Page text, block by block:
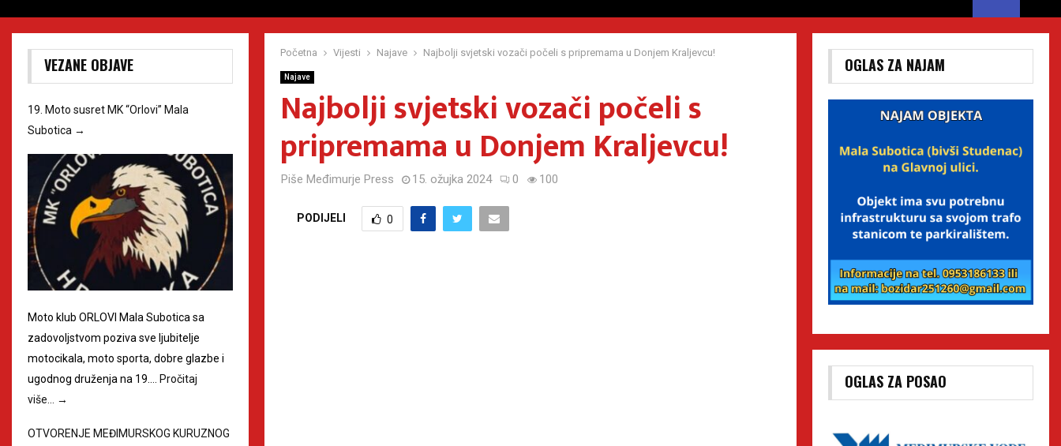
Početna Vijesti Najave Najbolji svjetski vozači počeli s pripremama u Donjem Kraljevcu!
Najave
Najbolji svjetski vozači počeli s
pripremama u Donjem Kraljevcu!
Piše Međimurje Press 15. ožujka 2024 0 100
PODIJELI 0
VEZANE OBJAVE
19. Moto susret MK “Orlovi” Mala
Subotica →
Moto klub ORLOVI Mala Subotica sa
zadovoljstvom poziva sve ljubitelje
motocikala, moto sporta, dobre glazbe i
ugodnog druženja na 19.…
Pročitaj
više…
→
OTVORENJE MEĐIMURSKOG KURUZNOG
OGLAS ZA NAJAM
OGLAS ZA POSAO